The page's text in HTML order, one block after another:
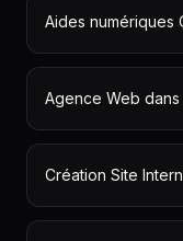
Aides numériques
Agence Web dans
Création Site